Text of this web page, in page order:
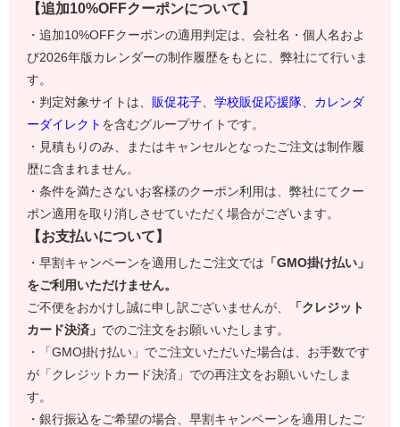
【追加10%OFFクーポンについて】
・追加10%OFFクーポンの適用判定は、会社名・個人名およ
び2026年版カレンダーの制作履歴をもとに、弊社にて行いま
す。
・判定対象サイトは、 販促花子 学校販促応援隊
カレンダ
ーダイレクト を含むグループサイトです。
・見積もりのみ、またはキャンセルとなったご注文は制作履
歴に含まれません。
・条件を満たさないお客様のクーポン利用は、弊社にてクー
ポン適用を取り消しさせていただく場合がございます。
【お支払いについて】
・早割キャンペーンを適用したご注文では 「GMO掛け払い」
をご利用いただけません。
ご不便をおかけし誠に申し訳ございませんが、
「クレジット
カード決済」 でのご注文をお願いいたします。
・「GMO掛け払い」でご注文いただいた場合は、お手数です
が「クレジットカード決済」での再注文をお願いいたしま
す。
・銀行振込をご希望の場合、早割キャンペーンを適用したご